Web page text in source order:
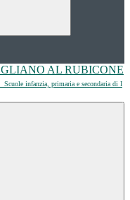
Scuole infanzia, primaria e secondaria di I